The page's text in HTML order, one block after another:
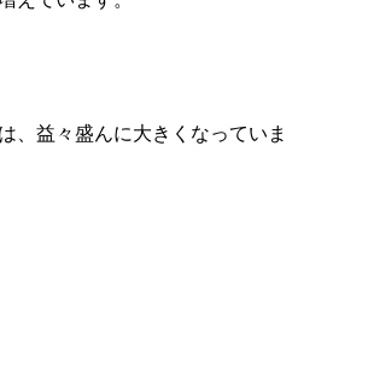
、益々盛んに大きくなっていま